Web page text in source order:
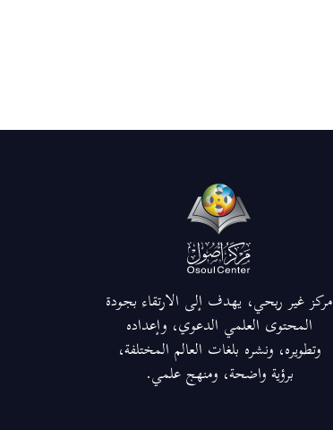
مركز غير ربحي، يهدف إلى الارتقاء بجودة
المحتوى العلمي الدعوي، وإعداده
وتطويره، ونشره بلغات العالم المختلفة،
برؤية واضحة، ومنهج علمي.